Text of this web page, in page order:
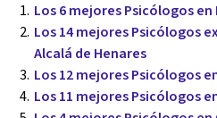
Los 6 mejores Psicólogos
Los 14 mejores Psicólogos
Alcalá de Henares
Los 12 mejores Psicólogos
Los 11 mejores Psicólogos